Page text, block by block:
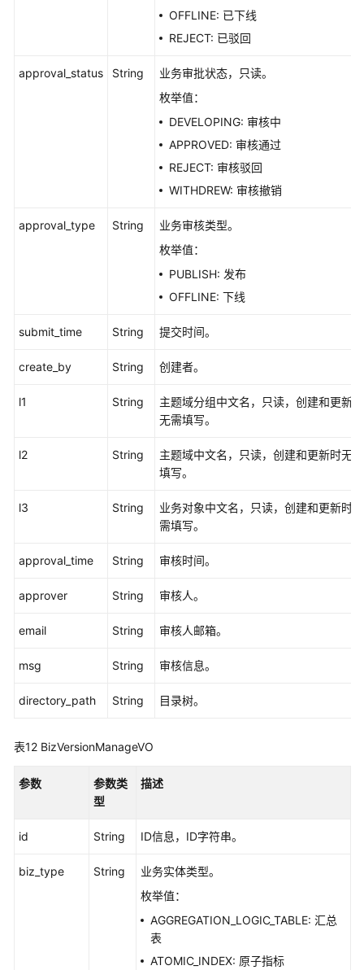
OFFLINE: 已下线
REJECT: 已驳回
approval_status String
业务审批状态，只读。
枚举值：
DEVELOPING: 审核中
APPROVED: 审核通过
REJECT: 审核驳回
WITHDREW: 审核撤销
approval_type String
业务审核类型。
枚举值：
PUBLISH: 发布
OFFLINE: 下线
submit_time String 提交时间。
create_by String 创建者。
l1 String
主题域分组中文名，只读，创建和更新时
无需填写。
l2 String
主题域中文名，只读，创建和更新时无需
填写。
l3 String
业务对象中文名，只读，创建和更新时无
需填写。
approval_time String 审核时间。
approver String 审核人。
email String 审核人邮箱。
msg String 审核信息。
directory_path String 目录树。
表12 BizVersionManageVO
参数
参数类
型
描述
id String ID信息，ID字符串。
biz_type String
业务实体类型。
枚举值：
AGGREGATION_LOGIC_TABLE: 汇总
表
ATOMIC_INDEX: 原子指标